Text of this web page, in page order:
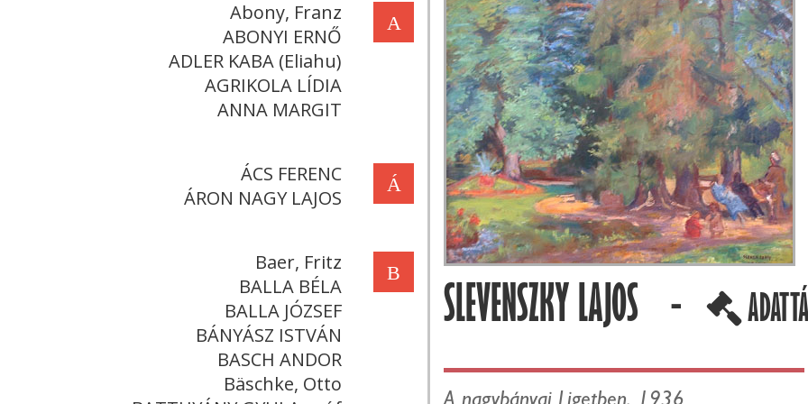
A
Abony, Franz
ABONYI ERNŐ
ADLER KABA (Eliahu)
AGRIKOLA LÍDIA
ANNA MARGIT
Á
ÁCS FERENC
ÁRON NAGY LAJOS
B
Baer, Fritz
BALLA BÉLA
BALLA JÓZSEF
BÁNYÁSZ ISTVÁN
BASCH ANDOR
Bäschke, Otto
SLEVENSZKY LAJOS -